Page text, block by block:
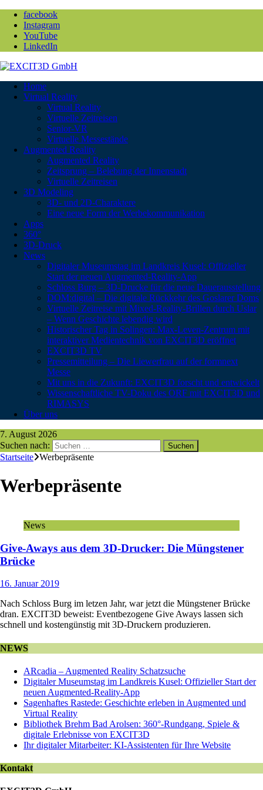
facebook
Instagram
YouTube
LinkedIn
Home
Virtual Reality
Virtual Reality
Virtuelle Zeitreisen
Senior-VR
Virtuelle Messestände
Augmented Reality
Augmented Reality
Zeitsprung – Belebung der Innenstadt
Virtuelle Zeitreisen
3D Modeling
3D- und 2D-Charaktere
Eine neue Form der Werbekommunikation
Apps
360°
3D-Druck
News
Digitaler Museumstag im Landkreis Kusel: Offizieller
Start der neuen Augmented-Reality-App
Schloss Burg – 3D-Drucke für die neue Dauerausstellung
DOM:digital – Die digitale Rückkehr des Goslarer Doms
Virtuelle Zeitreise mit Mixed-Reality-Brillen durch Uslar
– Wenn Geschichte lebendig wird
Historischer Tag in Solingen: Max-Leven-Zentrum mit
interaktiver Medientechnik von EXCIT3D eröffnet
EXCIT3D TV
Pressemitteilung – Die Liewerfrau auf der formnext
Messe
Mit uns in die Zukunft: EXCIT3D forscht und entwickelt
Wissenschaftliche TV-Doku des ORF mit EXCIT3D und
RIMASYS
Über uns
7. August 2026
Suchen nach:
Startseite Werbepräsente
Werbepräsente
News
Give-Aways aus dem 3D-Drucker: Die Müngstener
Brücke
16. Januar 2019
Nach Schloss Burg im letzen Jahr, war jetzt die Müngstener Brücke
dran. EXCIT3D beweist: Eventbezogene Give Aways lassen sich
schnell und kostengünstig mit 3D-Druckern produzieren.
NEWS
ARcadia – Augmented Reality Schatzsuche
Digitaler Museumstag im Landkreis Kusel: Offizieller Start der
neuen Augmented-Reality-App
Sagenhaftes Rastede: Geschichte erleben in Augmented und
Virtual Reality
Bibliothek Brehm Bad Arolsen: 360°-Rundgang, Spiele &
digitale Erlebnisse von EXCIT3D
Ihr digitaler Mitarbeiter: KI-Assistenten für Ihre Website
Kontakt